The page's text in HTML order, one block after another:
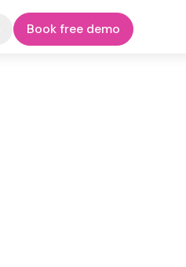
Book free demo